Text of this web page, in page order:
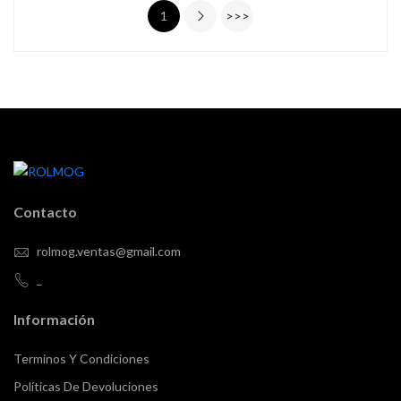
1 >>>
Contacto
rolmog.ventas@gmail.com
Información
Terminos Y Condiciones
Políticas De Devoluciones